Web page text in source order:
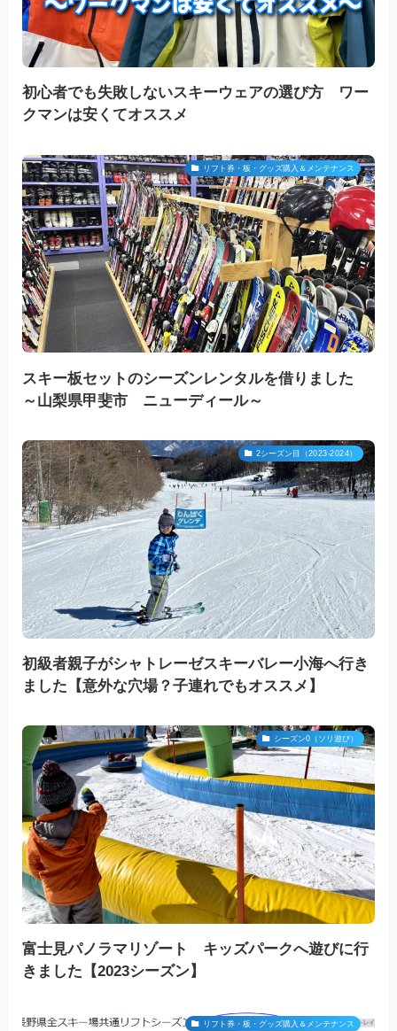
初心者でも失敗しないスキーウェアの選び方 ワー
クマンは安くてオススメ
リフト券・板・グッズ購入＆メンテナンス
スキー板セットのシーズンレンタルを借りました
～山梨県甲斐市 ニューディール～
2シーズン目（2023-2024）
初級者親子がシャトレーゼスキーバレー小海へ行き
ました【意外な穴場？子連れでもオススメ】
シーズン0（ソリ遊び）
富士見パノラマリゾート キッズパークへ遊びに行
きました【2023シーズン】
リフト券・板・グッズ購入＆メンテナンス